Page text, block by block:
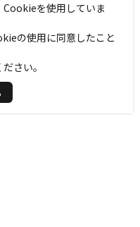
を使用していま
の使用に同意したこと
さい。